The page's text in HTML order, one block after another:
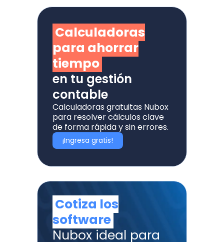
Calculadoras
para ahorrar
tiempo
en tu gestión
contable
Calculadoras gratuitas Nubox
para resolver cálculos clave
de forma rápida y sin errores.
¡Ingresa gratis!
Cotiza los
software
Nubox ideal para